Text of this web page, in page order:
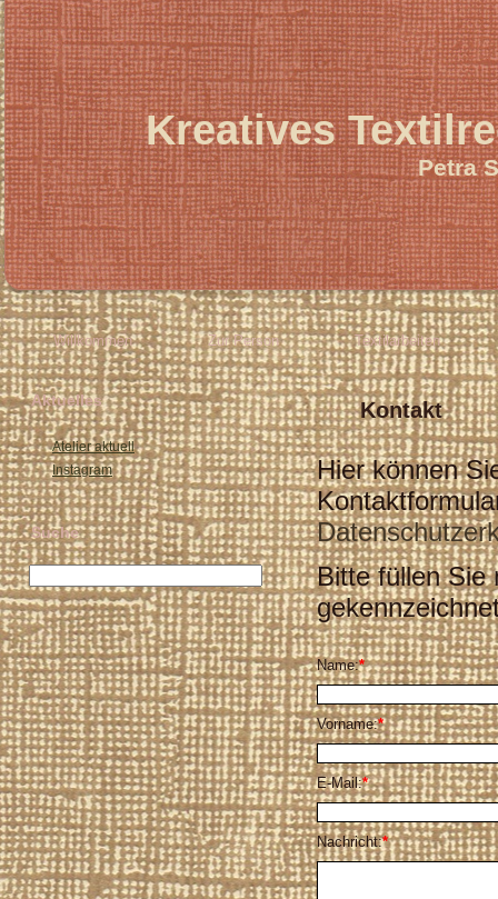
Kreatives
Petra
Willkommen Zur Person Textilarbeiten
Aktuelles
Atelier aktuell
Instagram
Suche
Kontakt
Hier können
Bitte füllen Sie
Name:*
Vorname:*
E-Mail:*
Nachricht:*